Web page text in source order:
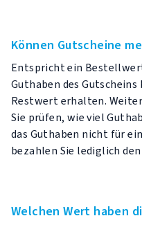
Können Gutscheine
Entspricht ein
Guthaben des
Restwert erhalten.
Sie prüfen, wie viel
das Guthaben nicht für
bezahlen Sie lediglich
Welchen Wert haben